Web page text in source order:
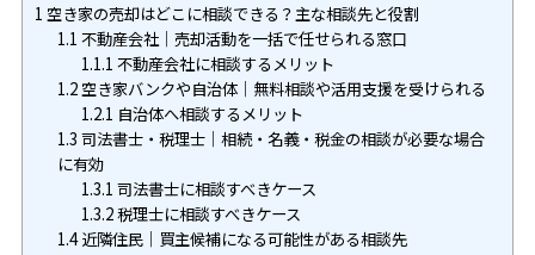
1 空き家の売却はどこに相談できる？主な相談先と役割
1.1 不動産会社｜売却活動を一括で任せられる窓口
1.1.1 不動産会社に相談するメリット
1.2空き家バンクや自治体｜無料相談や活用支援を受けられる
1.2.1 自治体へ相談するメリット
1.3 司法書士・税理士｜相続・名義・税金の相談が必要な場合
に有効
1.3.1 司法書士に相談すべきケース
1.3.2税理士に相談すべきケース
1.4近隣住民｜買主候補になる可能性がある相談先